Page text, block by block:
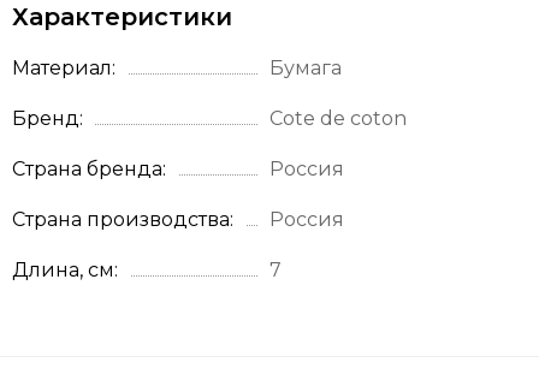
Характеристики
Материал Бумага
Бренд Cote de coton
Страна бренда Россия
Страна производства Россия
Длина, см 7